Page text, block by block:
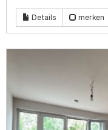
Details merken